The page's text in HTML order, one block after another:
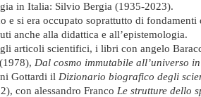
in Italia: Silvio Bergia (1935-2023).
e si era occupato soprattutto di
anche alla didattica e all’epistemologia.
articoli scientifici, i libri con angelo
(1978), Dal cosmo immutabile all’universo
Gottardi il Dizionario biografico degli
con alessandro Franco Le strutture dello